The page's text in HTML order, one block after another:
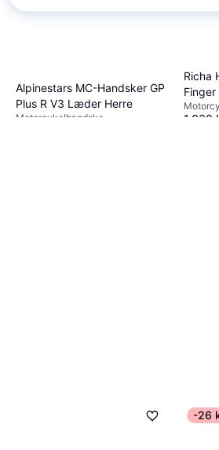
Alpinestars MC-Handsker GP
Plus R V3 Læder Herre
Motorcykelhandske
Richa
Finger
1.039
-26